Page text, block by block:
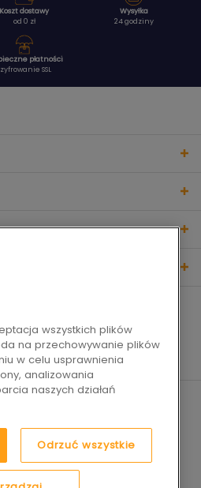
Koszt dostawy
od 0 zł
Wysyłka
24 godziny
płatności
SSL
wszystkich plików
na przechowywanie plików
w celu usprawnienia
analizowania
naszych działań
Odrzuć wszystkie